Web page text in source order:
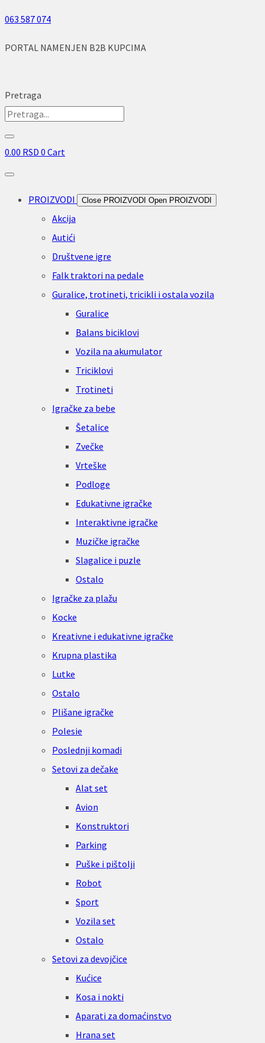
Skip
063 587 074
PORTAL NAMENJEN B2B KUPCIMA
Pretraga
0.00 RSD 0 Cart
PROIZVODI Close PROIZVODI Open PROIZVODI
Akcija
Autići
Društvene igre
Falk traktori na pedale
Guralice, trotineti, tricikli i ostala vozila
Guralice
Balans biciklovi
Vozila na akumulator
Triciklovi
Trotineti
Igračke za bebe
Šetalice
Zvečke
Vrteške
Podloge
Edukativne igračke
Interaktivne igračke
Muzičke igračke
Slagalice i puzle
Ostalo
Igračke za plažu
Kocke
Kreativne i edukativne igračke
Krupna plastika
Lutke
Ostalo
Plišane igračke
Polesie
Poslednji komadi
Setovi za dečake
Alat set
Avion
Konstruktori
Parking
Puške i pištolji
Robot
Sport
Vozila set
Ostalo
Setovi za devojčice
Kućice
Kosa i nokti
Aparati za domaćinstvo
Hrana set